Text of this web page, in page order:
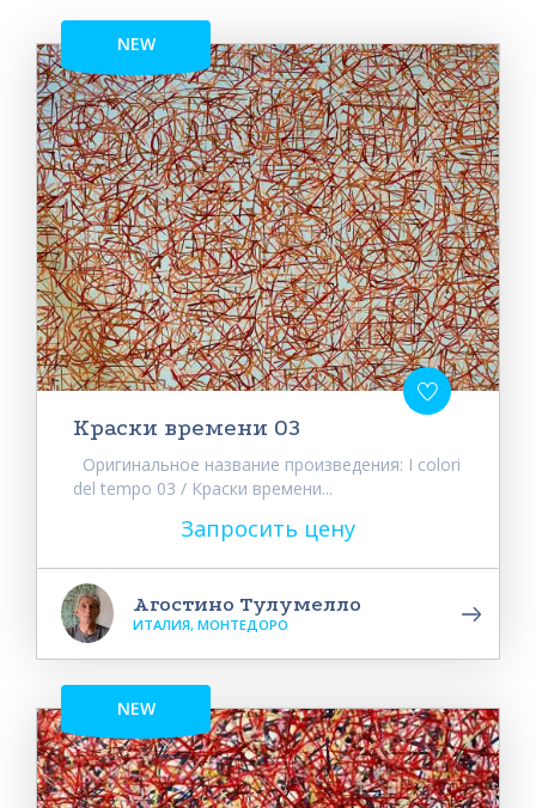
NEW
Краски времени 03
Оригинальное название произведения: I colori
del tempo 03 / Краски времени...
Запросить цену
Агостино Тулумелло
ИТАЛИЯ, МОНТЕДОРО
NEW